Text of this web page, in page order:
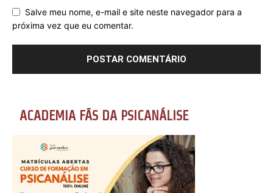
Salve meu nome, e-mail e site neste navegador para a
próxima vez que eu comentar.
ACADEMIA FÃS DA PSICANÁLISE